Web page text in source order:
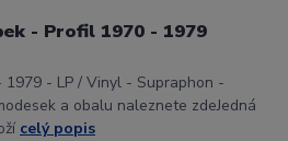
- Profil 1970 - 1979
- LP / Vinyl - Supraphon -
a obalu naleznete zdeJedná
celý popis